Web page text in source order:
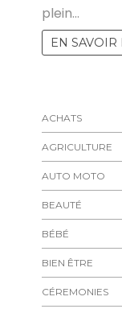
plein…
EN SAVOIR
ACHATS
AGRICULTURE
AUTO MOTO
BEAUTÉ
BÉBÉ
BIEN ÊTRE
CÉREMONIES